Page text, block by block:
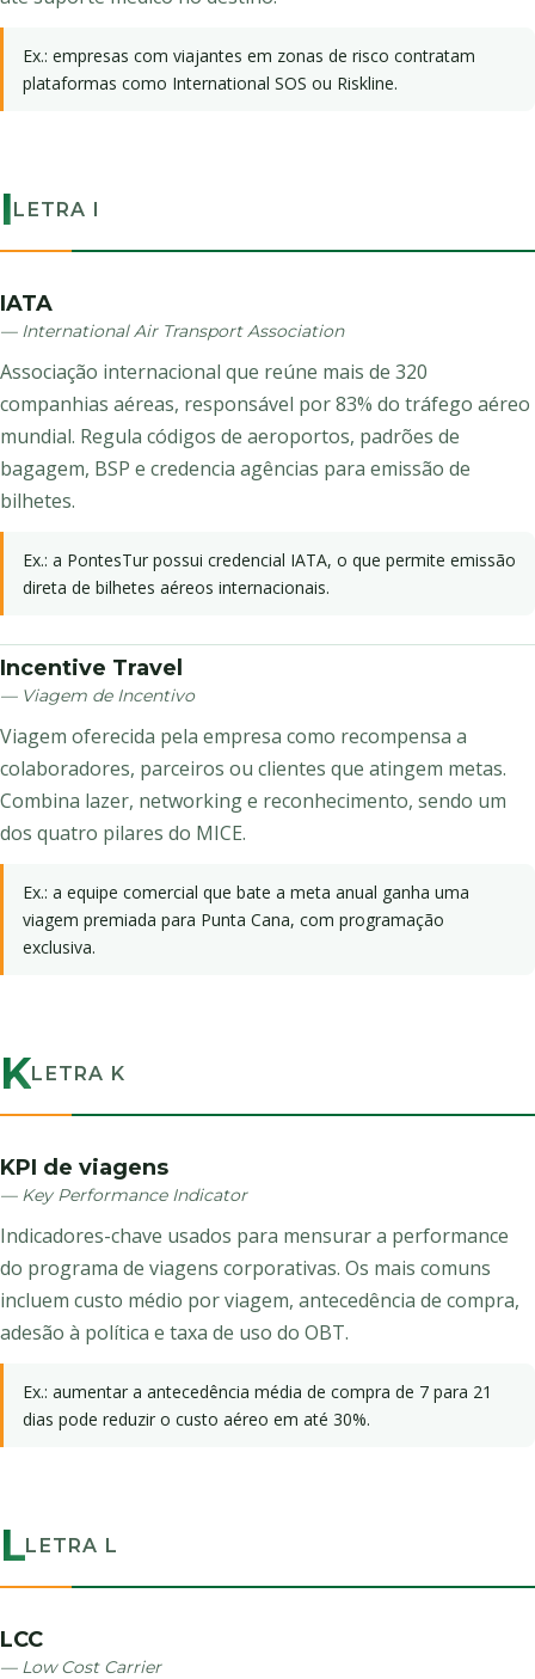
Ex.: empresas com viajantes em zonas de risco contratam
plataformas como International SOS ou Riskline.
ILETRA I
IATA
— International Air Transport Association
Associação internacional que reúne mais de 320
companhias aéreas, responsável por 83% do tráfego aéreo
mundial. Regula códigos de aeroportos, padrões de
bagagem, BSP e credencia agências para emissão de
bilhetes.
Ex.: a PontesTur possui credencial IATA, o que permite emissão
direta de bilhetes aéreos internacionais.
Incentive Travel
— Viagem de Incentivo
Viagem oferecida pela empresa como recompensa a
colaboradores, parceiros ou clientes que atingem metas.
Combina lazer, networking e reconhecimento, sendo um
dos quatro pilares do MICE.
Ex.: a equipe comercial que bate a meta anual ganha uma
viagem premiada para Punta Cana, com programação
exclusiva.
KLETRA K
KPI de viagens
— Key Performance Indicator
Indicadores-chave usados para mensurar a performance
do programa de viagens corporativas. Os mais comuns
incluem custo médio por viagem, antecedência de compra,
adesão à política e taxa de uso do OBT.
Ex.: aumentar a antecedência média de compra de 7 para 21
dias pode reduzir o custo aéreo em até 30%.
LLETRA L
LCC
— Low Cost Carrier